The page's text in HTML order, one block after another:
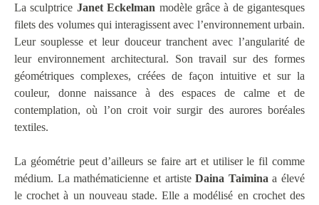
La sculptrice Janet Eckelman modèle grâce à de gigantesques
filets des volumes qui interagissent avec l’environnement urbain.
Leur souplesse et leur douceur tranchent avec l’angularité de
leur environnement architectural. Son travail sur des formes
géométriques complexes, créées de façon intuitive et sur la
couleur, donne naissance à des espaces de calme et de
contemplation, où l’on croit voir surgir des aurores boréales
textiles.
La géométrie peut d’ailleurs se faire art et utiliser le fil comme
médium. La mathématicienne et artisteDaina Taimina a élevé
le crochet à un nouveau stade. Elle a modélisé en crochet des